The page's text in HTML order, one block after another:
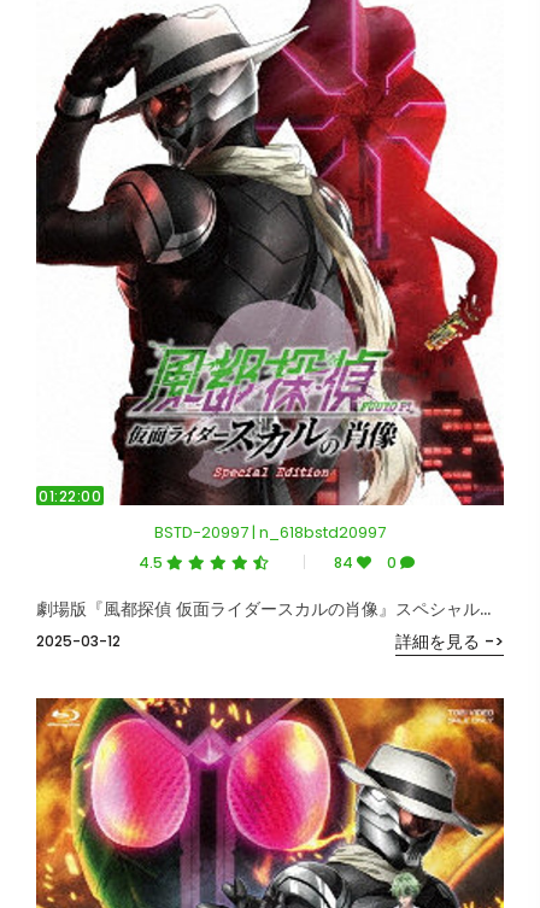
01:22:00
BSTD-20997 | n_618bstd20997
4.5 84 0
2025-03-12
劇場版『風都探偵 仮面ライダースカルの肖像』スペシャルエディション （ブルーレイディスク）
詳細を見る ->